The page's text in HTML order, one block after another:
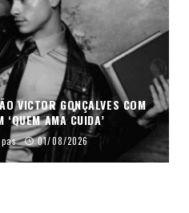
VICTOR GONÇALVES COM
‘QUEM AMA CUIDA’
01/08/2026